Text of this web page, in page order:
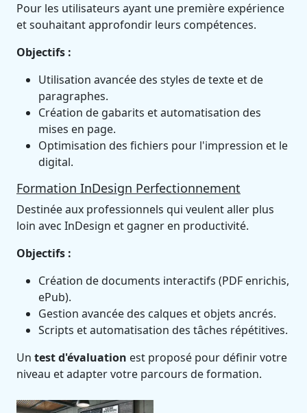
Pour les utilisateurs ayant une première expérience
et souhaitant approfondir leurs compétences.
Objectifs :
Utilisation avancée des styles de texte et de
paragraphes.
Création de gabarits et automatisation des
mises en page.
Optimisation des fichiers pour l'impression et le
digital.
Formation InDesign Perfectionnement
Destinée aux professionnels qui veulent aller plus
loin avec InDesign et gagner en productivité.
Objectifs :
Création de documents interactifs (PDF enrichis,
ePub).
Gestion avancée des calques et objets ancrés.
Scripts et automatisation des tâches répétitives.
Un test d'évaluation est proposé pour définir votre
niveau et adapter votre parcours de formation.